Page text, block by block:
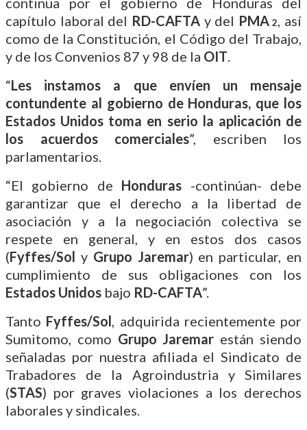
capítulo laboral del RD-CAFTAy del PMA2, así
como de la Constitución, el Código del Trabajo,
y de los Convenios 87 y 98 de la OIT.
“Les instamos a que envíen un mensaje
contundente al gobierno de Honduras, que los
Estados Unidos toma en serio la aplicación de
los acuerdos comerciales”, escriben los
parlamentarios.
“El gobierno de Honduras -continúan- debe
garantizar que el derecho a la libertad de
asociación y a la negociación colectiva se
respete en general, y en estos dos casos
(Fyffes/Sol y Grupo Jaremar) en particular, en
cumplimiento de sus obligaciones con los
Estados Unidos bajo RD-CAFTA”.
Tanto Fyffes/Sol, adquirida recientemente por
Sumitomo, como Grupo Jaremar están siendo
señaladas por nuestra afiliada el Sindicato de
Trabadores de la Agroindustria y Similares
(STAS) por graves violaciones a los derechos
laborales y sindicales.